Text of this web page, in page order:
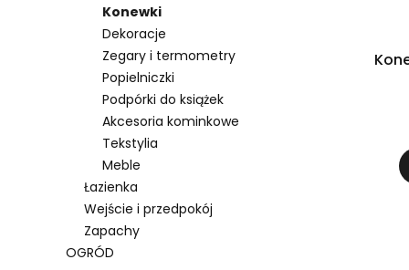
Konewki
Dekoracje
Zegary i termometry
Popielniczki
Podpórki do książek
Akcesoria kominkowe
Tekstylia
Meble
Łazienka
Wejście i przedpokój
Zapachy
OGRÓD